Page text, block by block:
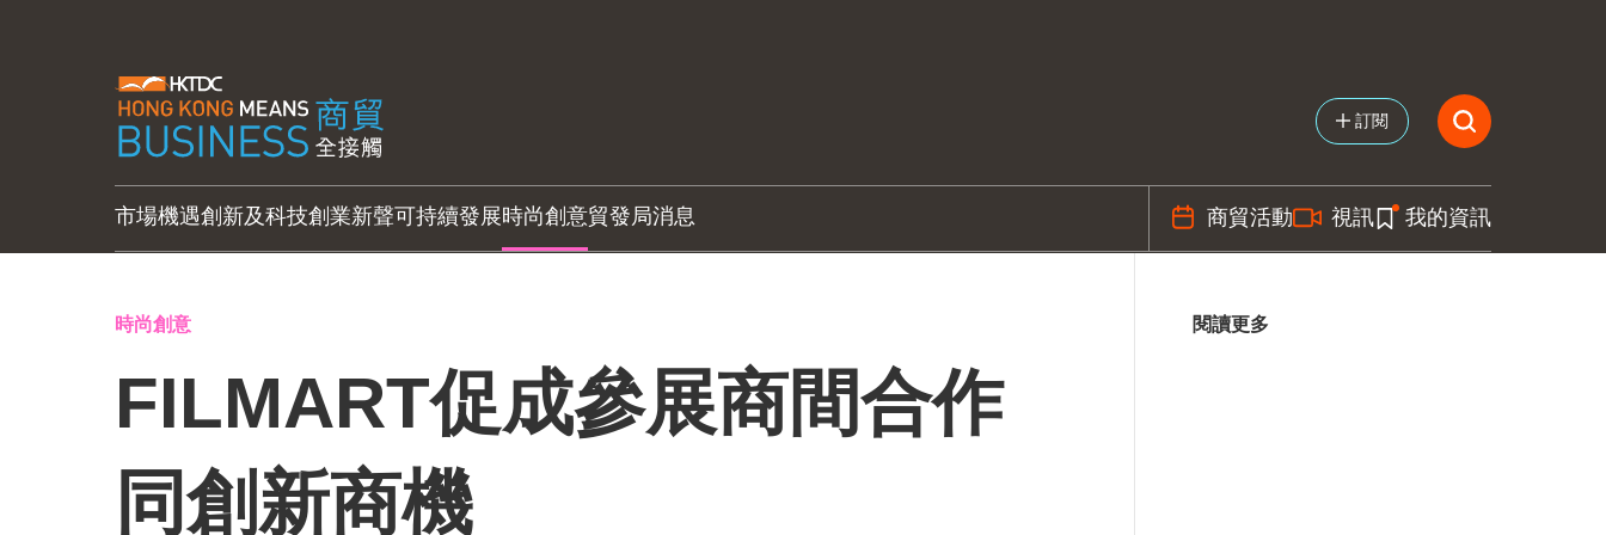
訂閱
市場機遇創新及科技創業新聲可持續發展時尚創意貿發局消息 商貿活動 視訊 我的資訊
時尚創意
FILMART促成參展商間合作
同創新商機
閱讀更多